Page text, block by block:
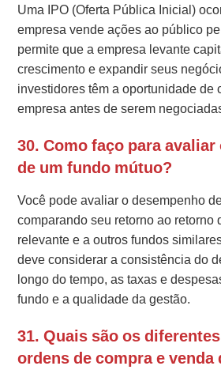
Uma IPO (Oferta Pública Inicial)
empresa vende ações ao público
permite que a empresa levante
crescimento e expandir seus
investidores têm a oportunidade de
empresa antes de serem
30. Como faço para
de um fundo mútuo?
Você pode avaliar o desempenho
comparando seu retorno ao retorno
relevante e a outros fundos
deve considerar a consistência do
longo do tempo, as taxas e
fundo e a qualidade da gestão.
31. Quais são os
ordens de compra e venda